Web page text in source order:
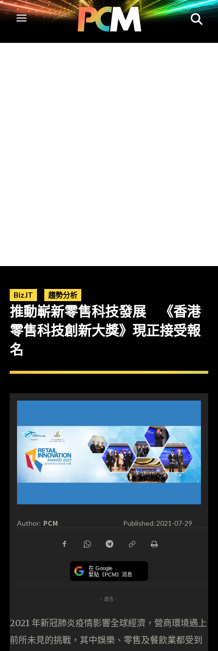
Biz.IT 趨勢分析
推動嶄新零售科技發展 《香港
零售科技創新大獎》現正接受報
名
Author: PCM Published: 2021-07-29
在 Google
緊貼《PCM》消息
- 廣告 -
2021 年新冠肺炎疫情影響全球經濟，營商環境遇上
前所未見的挑戰，其中娛樂、零售及餐飲業都受到